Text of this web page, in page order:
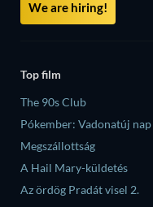
We are hiring!
Top film
The 90s Club
Pókember: Vadonatúj nap
Megszállottság
A Hail Mary-küldetés
Az ördög Pradát visel 2.